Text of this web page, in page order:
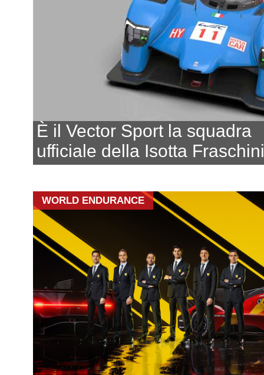
È il Vector Sport la squadra
ufficiale della Isotta Fraschini
WORLD ENDURANCE